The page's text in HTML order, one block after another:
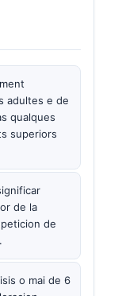
adultes e de
qualques
superiors
de la
de
o mai de 6